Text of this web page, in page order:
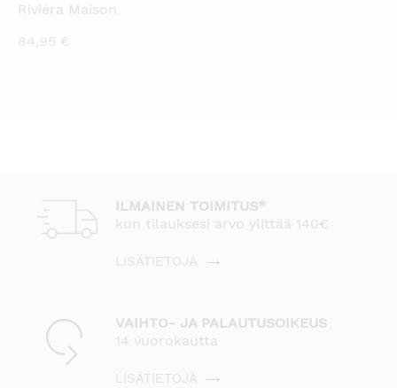
Riviéra Maison
84,95 €
ILMAINEN TOIMITUS*
kun tilauksesi arvo ylittää 140€
LISÄTIETOJA
VAIHTO- JA PALAUTUSOIKEUS
14 vuorokautta
LISÄTIETOJA